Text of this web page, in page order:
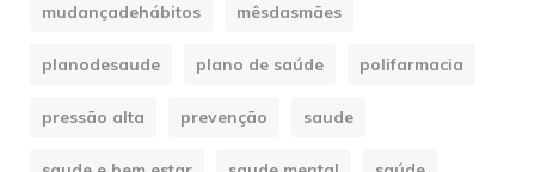
mudançadehábitos mêsdasmães
planodesaude plano de saúde polifarmacia
pressão alta prevenção saude